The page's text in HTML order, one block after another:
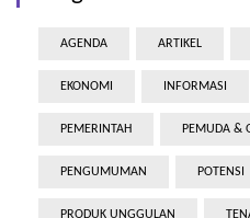
AGENDA ARTIKEL
EKONOMI INFORMASI
PEMERINTAH PEMUDA &
PENGUMUMAN POTENSI
PRODUK UNGGULAN